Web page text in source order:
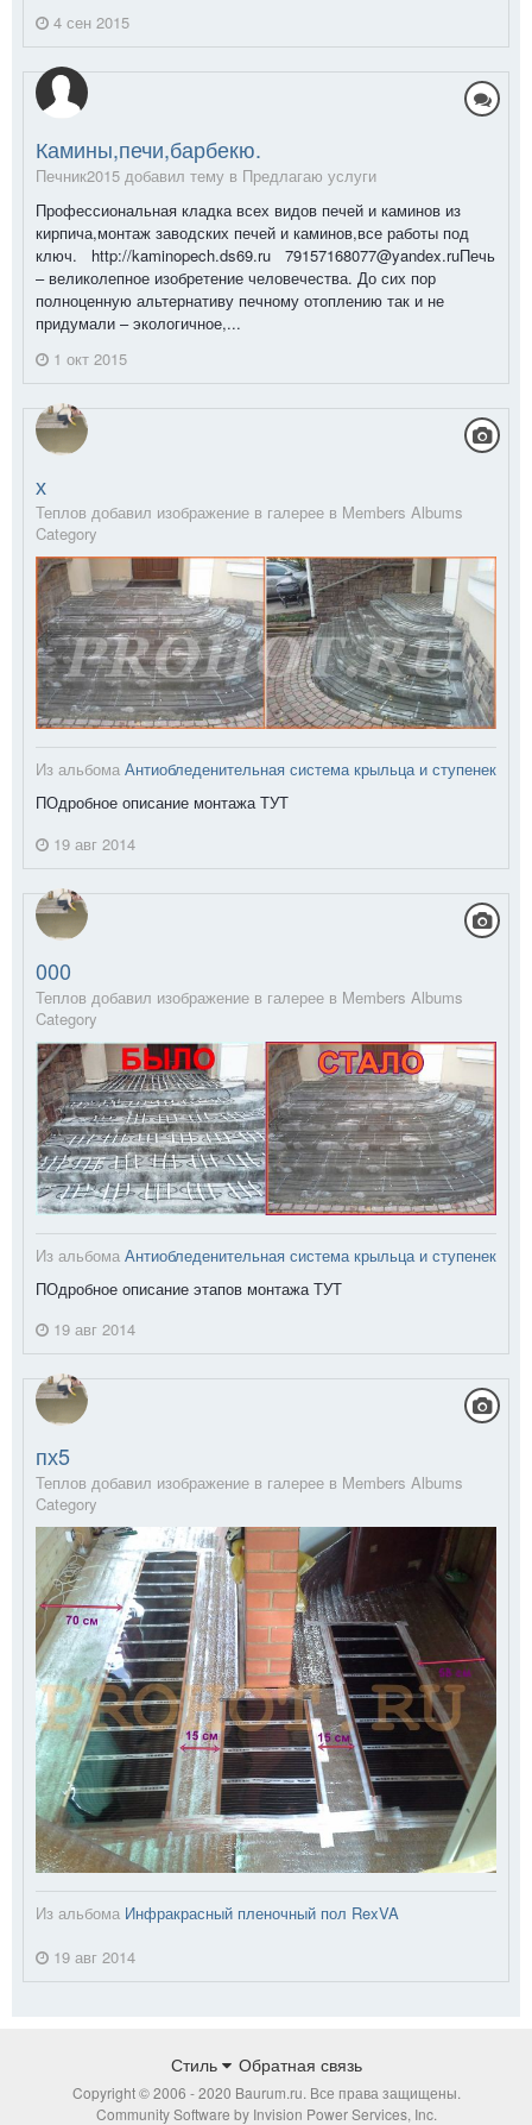
4 сен 2015
Камины,печи,барбекю.
Печник2015 добавил тему в Предлагаю услуги
Профессиональная кладка всех видов печей и каминов из
кирпича,монтаж заводских печей и каминов,все работы под
ключ. http://kaminopech.ds69.ru 79157168077@yandex.ruПечь
– великолепное изобретение человечества. До сих пор
полноценную альтернативу печному отоплению так и не
придумали – экологичное,...
1 окт 2015
х
Теплов добавил изображение в галерее в Members Albums
Category
Из альбома Антиобледенительная система крыльца и ступенек
ПОдробное описание монтажа ТУТ
19 авг 2014
000
Теплов добавил изображение в галерее в Members Albums
Category
Из альбома Антиобледенительная система крыльца и ступенек
ПОдробное описание этапов монтажа ТУТ
19 авг 2014
пх5
Теплов добавил изображение в галерее в Members Albums
Category
Из альбома Инфракрасный пленочный пол RexVA
19 авг 2014
Стиль Обратная связь
Copyright © 2006 - 2020 Baurum.ru. Все права защищены.
Community Software by Invision Power Services, Inc.